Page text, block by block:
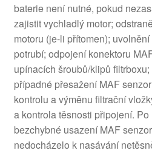
baterie není nutné, pokud
zajistit vychladlý motor;
motoru (je-li přítomen);
potrubí; odpojení konektoru
upínacích šroubů/klipů
případné přesažení MAF
kontrolu a výměnu filtrační
a kontrola těsnosti připojení.
bezchybné usazení MAF
nedocházelo k nasávání